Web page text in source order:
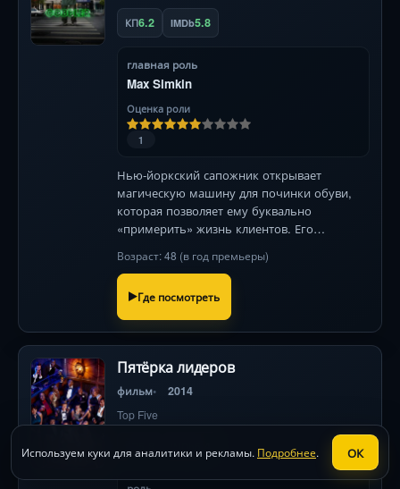
КП6.2 IMDb5.8
главная роль
Max Simkin
Оценка роли
1
Нью-йоркский сапожник открывает
магическую машину для починки обуви,
которая позволяет ему буквально
«примерить» жизнь клиентов. Его
в опасное приключение, где каждый новый
ботинок — шаг в неизвестность.
Возраст: 48 (в год премьеры)
Где посмотреть
Пятёрка лидеров
фильм 2014
Top Five
Используем куки для аналитики и рекламы. Подробнее. ОК